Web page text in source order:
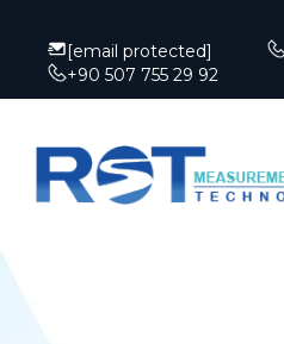
[email protected]
+90 507 755 29 92